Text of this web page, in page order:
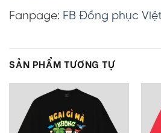
Fanpage: FB Đồng phục
SẢN PHẨM TƯƠNG TỰ